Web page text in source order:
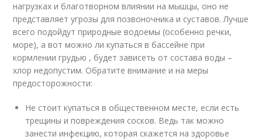
нагрузках и благотворном влиянии на мышцы, оно не
представляет угрозы для позвоночника и суставов. Лучше
всего подойдут природные водоемы (особенно речки,
море), а вот можно ли купаться в бассейне при
кормлении грудью , будет зависеть от состава воды –
хлор недопустим. Обратите внимание и на меры
предосторожности:
Не стоит купаться в общественном месте, если есть
трещины и повреждения сосков. Ведь так можно
занести инфекцию, которая скажется на здоровье